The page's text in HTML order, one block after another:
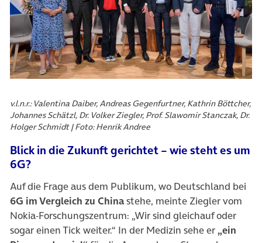
v.l.n.r.: Valentina Daiber, Andreas Gegenfurtner, Kathrin Böttcher,
Johannes Schätzl, Dr. Volker Ziegler, Prof. Slawomir Stanczak, Dr.
Holger Schmidt | Foto: Henrik Andree
Blick in die Zukunft gerichtet – wie steht es um
6G?
Auf die Frage aus dem Publikum, wo Deutschland bei
6G im Vergleich zu Chinastehe, meinte Ziegler vom
Nokia-Forschungszentrum: „Wir sind gleichauf oder
sogar einen Tick weiter.“ In der Medizin sehe er„ein